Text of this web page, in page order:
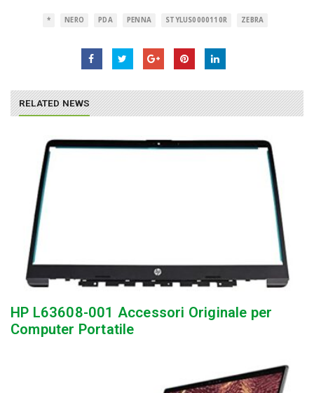
* NERO PDA PENNA STYLUS0000110R ZEBRA
RELATED NEWS
HP L63608-001 Accessori Originale per
Computer Portatile